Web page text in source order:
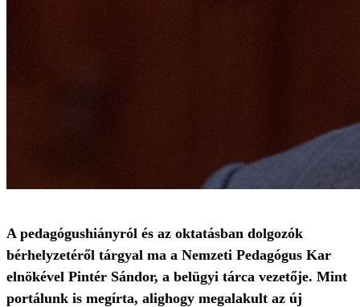
A pedagógushiányról és az oktatásban dolgozók
bérhelyzetéről tárgyal ma a Nemzeti Pedagógus Kar
elnökével Pintér Sándor, a belügyi tárca vezetője. Mint
portálunk is megírta, alighogy megalakult az új